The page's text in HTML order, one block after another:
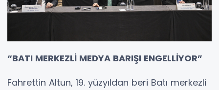
“BATI MERKEZLİ MEDYA BARIŞI ENGELLİYOR”
Fahrettin Altun, 19. yüzyıldan beri Batı merkezli